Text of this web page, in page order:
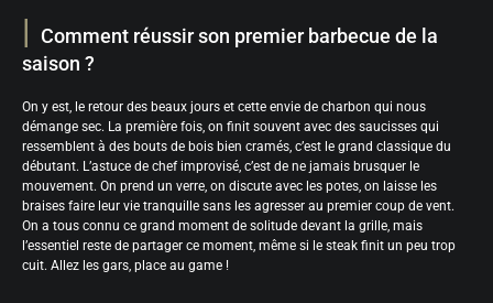
Comment réussir son premier barbecue de la
saison ?
On y est, le retour des beaux jours et cette envie de charbon qui nous
démange sec. La première fois, on finit souvent avec des saucisses qui
ressemblent à des bouts de bois bien cramés, c’est le grand classique du
débutant. L’astuce de chef improvisé, c’est de ne jamais brusquer le
mouvement. On prend un verre, on discute avec les potes, on laisse les
braises faire leur vie tranquille sans les agresser au premier coup de vent.
On a tous connu ce grand moment de solitude devant la grille, mais
l’essentiel reste de partager ce moment, même si le steak finit un peu trop
cuit. Allez les gars, place au game !